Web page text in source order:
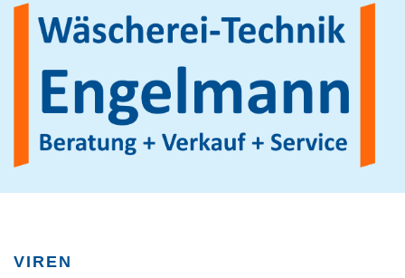
Wäschereien und Textilreinigungen
Gebäudereiniger
Hotels & Pensionen
Sportvereine
Beauty, Fitness & Wellness
VIREN